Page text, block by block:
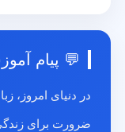
💬 پیام
در دنیای امروز،
ضرورت برای